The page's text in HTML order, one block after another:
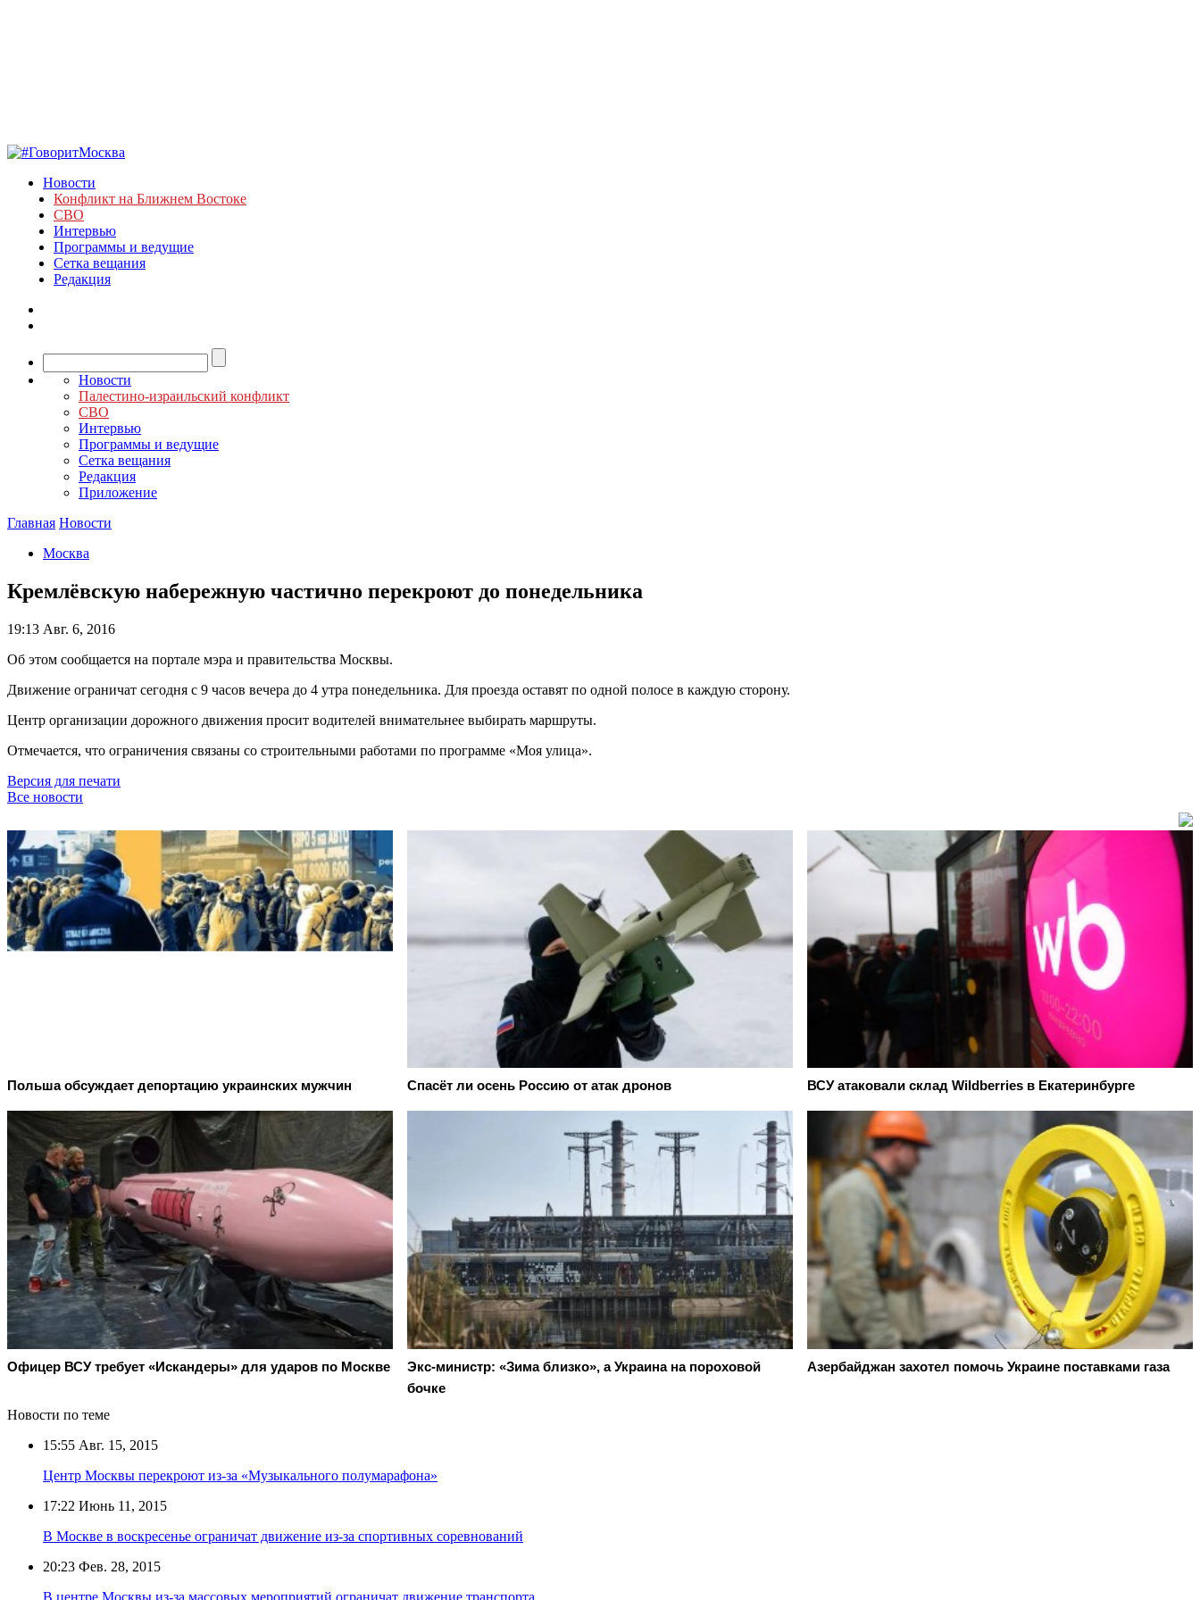
Новости
Конфликт на Ближнем Востоке
СВО
Интервью
Программы и ведущие
Сетка вещания
Редакция
Новости
Палестино-израильский конфликт
СВО
Интервью
Программы и ведущие
Сетка вещания
Редакция
Приложение
Главная Новости
Москва
Кремлёвскую набережную частично перекроют до понедельника
19:13 Авг. 6, 2016
Об этом сообщается на портале мэра и правительства Москвы.
Движение ограничат сегодня с 9 часов вечера до 4 утра понедельника. Для проезда оставят по одной полосе в каждую сторону.
Центр организации дорожного движения просит водителей внимательнее выбирать маршруты.
Отмечается, что ограничения связаны со строительными работами по программе «Моя улица».
Версия для печати
Все новости
Польша обсуждает депортацию украинских мужчин Спасёт ли осень Россию от атак дронов ВСУ атаковали склад Wildberries в Екатеринбурге
Офицер ВСУ требует «Искандеры» для ударов по Москве
Экс-министр: «Зима близко», а Украина на пороховой
бочке
Азербайджан захотел помочь Украине поставками газа
Новости по теме
15:55 Авг. 15, 2015
Центр Москвы перекроют из-за «Музыкального полумарафона»
17:22 Июнь 11, 2015
В Москве в воскресенье ограничат движение из-за спортивных соревнований
20:23 Фев. 28, 2015
В центре Москвы из-за массовых мероприятий ограничат движение транспорта